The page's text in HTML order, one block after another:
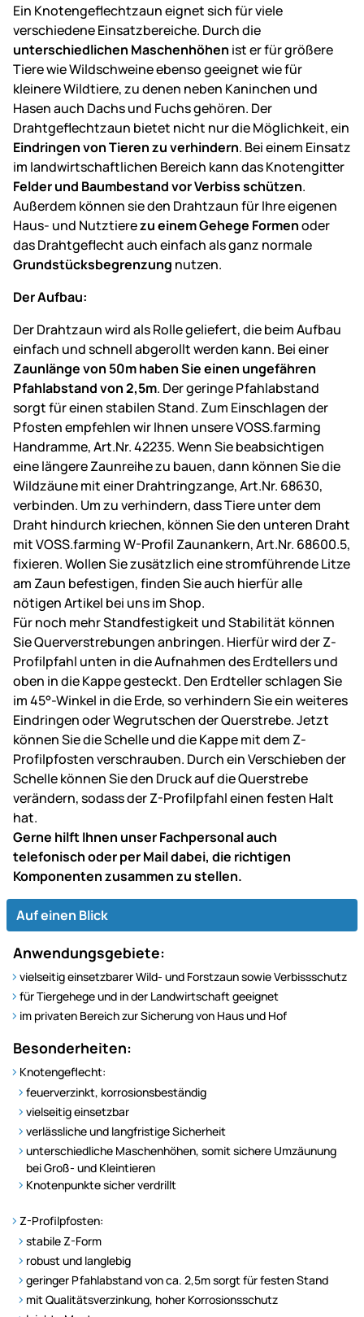
Ein Knotengeflechtzaun eignet sich für viele
verschiedene Einsatzbereiche. Durch die
unterschiedlichen Maschenhöhen ist er für größere
Tiere wie Wildschweine ebenso geeignet wie für
kleinere Wildtiere, zu denen neben Kaninchen und
Hasen auch Dachs und Fuchs gehören. Der
Drahtgeflechtzaun bietet nicht nur die Möglichkeit, ein
Eindringen von Tieren zu verhindern. Bei einem Einsatz
im landwirtschaftlichen Bereich kann das Knotengitter
Felder und Baumbestand vor Verbiss schützen.
Außerdem können sie den Drahtzaun für Ihre eigenen
Haus- und Nutztierezu einem Gehege Formenoder
das Drahtgeflecht auch einfach als ganz normale
Grundstücksbegrenzung nutzen.
Der Aufbau:
Der Drahtzaun wird als Rolle geliefert, die beim Aufbau
einfach und schnell abgerollt werden kann. Bei einer
Zaunlänge von 50m haben Sie einen ungefähren
Pfahlabstand von 2,5m. Der geringe Pfahlabstand
sorgt für einen stabilen Stand. Zum Einschlagen der
Pfosten empfehlen wir Ihnen unsere VOSS.farming
Handramme, Art.Nr. 42235. Wenn Sie beabsichtigen
eine längere Zaunreihe zu bauen, dann können Sie die
Wildzäune mit einer Drahtringzange, Art.Nr. 68630,
verbinden. Um zu verhindern, dass Tiere unter dem
Draht hindurch kriechen, können Sie den unteren Draht
mit VOSS.farming W-Profil Zaunankern, Art.Nr. 68600.5,
fixieren. Wollen Sie zusätzlich eine stromführende Litze
am Zaun befestigen, finden Sie auch hierfür alle
nötigen Artikel bei uns im Shop.
Für noch mehr Standfestigkeit und Stabilität können
Sie Querverstrebungen anbringen. Hierfür wird der Z-
Profilpfahl unten in die Aufnahmen des Erdtellers und
oben in die Kappe gesteckt. Den Erdteller schlagen Sie
im 45°-Winkel in die Erde, so verhindern Sie ein weiteres
Eindringen oder Wegrutschen der Querstrebe. Jetzt
können Sie die Schelle und die Kappe mit dem Z-
Profilpfosten verschrauben. Durch ein Verschieben der
Schelle können Sie den Druck auf die Querstrebe
verändern, sodass der Z-Profilpfahl einen festen Halt
hat.
Gerne hilft Ihnen unser Fachpersonal auch
telefonisch oder per Mail dabei, die richtigen
Komponenten zusammen zu stellen.
Auf einen Blick
Anwendungsgebiete:
vielseitig einsetzbarer Wild- und Forstzaun sowie Verbissschutz
für Tiergehege und in der Landwirtschaft geeignet
im privaten Bereich zur Sicherung von Haus und Hof
Besonderheiten:
Knotengeflecht:
feuerverzinkt, korrosionsbeständig
vielseitig einsetzbar
verlässliche und langfristige Sicherheit
unterschiedliche Maschenhöhen, somit sichere Umzäunung
bei Groß- und Kleintieren
Knotenpunkte sicher verdrillt
Z-Profilpfosten:
stabile Z-Form
robust und langlebig
geringer Pfahlabstand von ca. 2,5m sorgt für festen Stand
mit Qualitätsverzinkung, hoher Korrosionsschutz